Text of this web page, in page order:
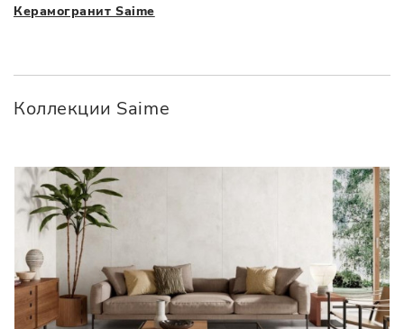
Керамогранит Saime
Коллекции Saime